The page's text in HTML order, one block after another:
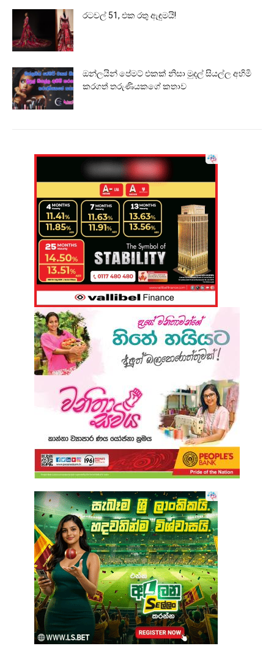
රටවල් 51, එක රතු ඇඳුමයි!
ඔන්ලයින් පේමට් එකක් නිසා මුදල් සියල්ල අහිමි
කරගත් තරුණියකගේ කතාව